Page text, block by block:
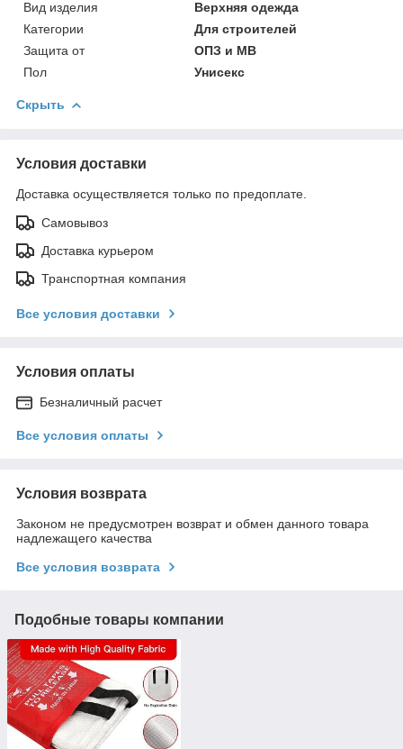
Вид изделия
Верхняя одежда
Категории
Для строителей
Защита от
ОПЗ и МВ
Пол
Унисекс
Скрыть
Условия доставки
Доставка осуществляется только по предоплате.
Самовывоз
Доставка курьером
Транспортная компания
Все условия доставки
Условия оплаты
Безналичный расчет
Все условия оплаты
Условия возврата
Законом не предусмотрен возврат и обмен данного товара
надлежащего качества
Все условия возврата
Подобные товары компании